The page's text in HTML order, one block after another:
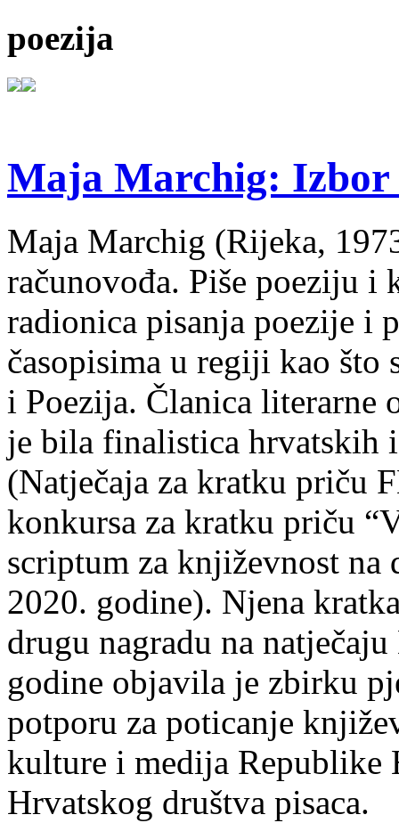
poezija
Maja Marchig: Izbor
Maja Marchig (Rijeka,
računovođa. Piše poeziju i
radionica pisanja poezije i
časopisima u regiji kao što
i Poezija. Članica literarne
je bila finalistica hrvatskih
(Natječaja za kratku priču
konkursa za kratku priču
scriptum za književnost na
2020. godine). Njena
drugu nagradu na
godine objavila je zbirku
potporu za poticanje
kulture i medija Republike
Hrvatskog društva pisaca.